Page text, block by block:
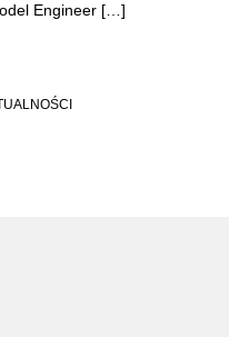
Engineer […]